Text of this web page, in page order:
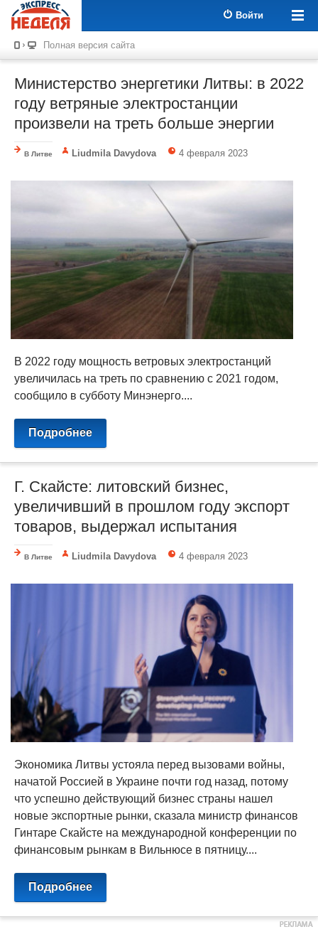
Войти
Полная версия сайта
Министерство энергетики Литвы: в 2022
году ветряные электростанции
произвели на треть больше энергии
В Литве Liudmila Davydova 4 февраля 2023
В 2022 году мощность ветровых электростанций
увеличилась на треть по сравнению с 2021 годом,
сообщило в субботу Минэнерго....
Подробнее
Г. Скайсте: литовский бизнес,
увеличивший в прошлом году экспорт
товаров, выдержал испытания
В Литве Liudmila Davydova 4 февраля 2023
Экономика Литвы устояла перед вызовами войны,
начатой ​​Россией в Украине почти год назад, потому
что успешно действующий бизнес страны нашел
новые экспортные рынки, сказала министр финансов
Гинтаре Скайсте на международной конференции по
финансовым рынкам в Вильнюсе в пятницу....
Подробнее